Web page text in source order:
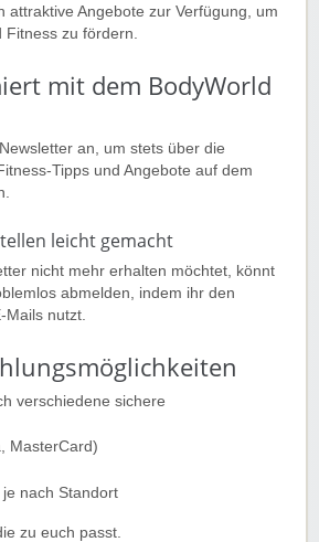
attraktive Angebote zur Verfügung, um
zu fördern.
mit dem BodyWorld
an, um stets über die
Tipps und Angebote auf dem
leicht gemacht
nicht mehr erhalten möchtet, könnt
abmelden, indem ihr den
nutzt.
verschiedene sichere
MasterCard)
nach Standort
zu euch passt.